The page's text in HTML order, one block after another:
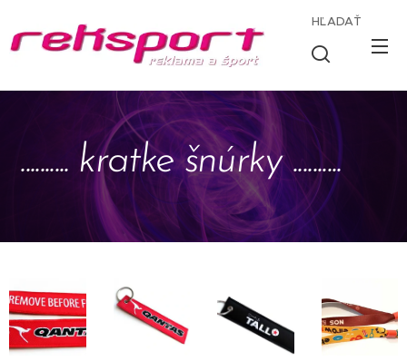
HĽADAŤ
.......... kratke šnúrky ..........